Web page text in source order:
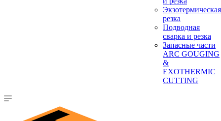
Экзотермическая
резка
Подводная
сварка и резка
Запасные части
ARC GOUGING
&
EXOTHERMIC
CUTTING